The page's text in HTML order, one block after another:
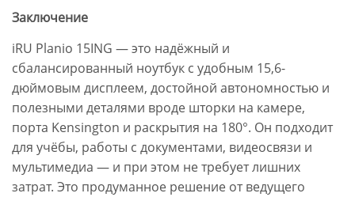
Заключение
iRU Planio 15ING — это надёжный и
сбалансированный ноутбук с удобным 15,6-
дюймовым дисплеем, достойной автономностью и
полезными деталями вроде шторки на камере,
порта Kensington и раскрытия на 180°. Он подходит
для учёбы, работы с документами, видеосвязи и
мультимедиа — и при этом не требует лишних
затрат. Это продуманное решение от ведущего